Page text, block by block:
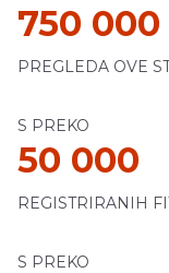
750 000
PREGLEDA OVE
S PREKO
50 000
REGISTRIRANIH
S PREKO